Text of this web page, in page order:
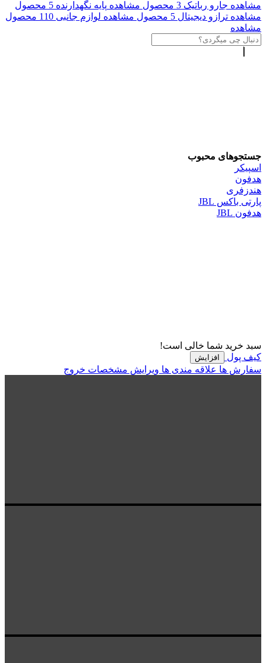
مشاهده جارو رباتیک 3 محصول مشاهده پایه نگهدارنده 5 محصول
مشاهده ترازو دیجیتال 5 محصول مشاهده لوازم جانبی 110 محصول
مشاهده
جستجوهای محبوب
اسپیکر
هدفون
هندزفری
پارتی باکس JBL
هدفون JBL
سبد خرید شما خالی است!
کیف پول
افزایش
سفارش ها علاقه مندی ها ویرایش مشخصات خروج